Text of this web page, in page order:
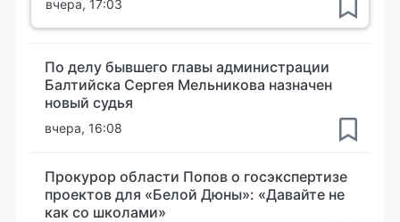
вчера, 17:03
По делу бывшего главы администрации
Балтийска Сергея Мельникова назначен
новый судья
вчера, 16:08
Прокурор области Попов о госэкспертизе
проектов для «Белой Дюны»: «Давайте не
как со школами»